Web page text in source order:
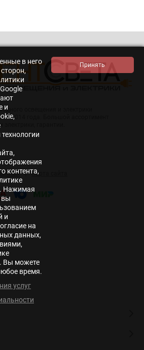
освещения и электрики
с 2014 года. Большой ассортимент
электрики, гарантии.
| Карта сайта
в него
и
контента,
Нажимая
вы
и
на
данных,
Вы можете
время.
услуг